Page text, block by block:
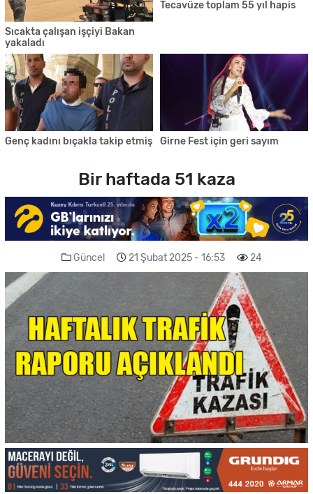
Sıcakta çalışan işçiyi Bakan
yakaladı
Tecavüze toplam 55 yıl hapis
Genç kadını bıçakla takip etmiş Girne Fest için geri sayım
Bir haftada 51 kaza
Güncel 21 Şubat 2025 - 16:53 24